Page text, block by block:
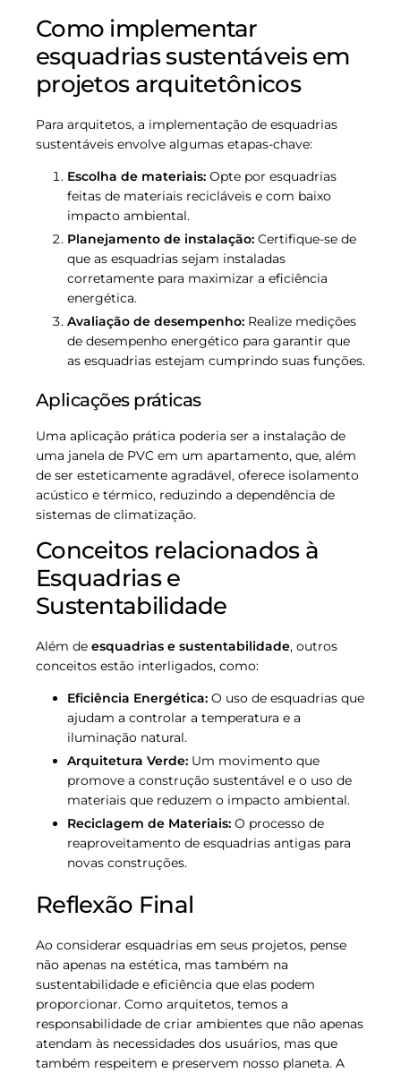
Como implementar
esquadrias sustentáveis em
projetos arquitetônicos
Para arquitetos, a implementação de esquadrias
sustentáveis envolve algumas etapas-chave:
Escolha de materiais: Opte por esquadrias
feitas de materiais recicláveis e com baixo
impacto ambiental.
Planejamento de instalação: Certifique-se de
que as esquadrias sejam instaladas
corretamente para maximizar a eficiência
energética.
Avaliação de desempenho: Realize medições
de desempenho energético para garantir que
as esquadrias estejam cumprindo suas funções.
Aplicações práticas
Uma aplicação prática poderia ser a instalação de
uma janela de PVC em um apartamento, que, além
de ser esteticamente agradável, oferece isolamento
acústico e térmico, reduzindo a dependência de
sistemas de climatização.
Conceitos relacionados à
Esquadrias e
Sustentabilidade
Além de esquadrias e sustentabilidade, outros
conceitos estão interligados, como:
Eficiência Energética: O uso de esquadrias que
ajudam a controlar a temperatura e a
iluminação natural.
Arquitetura Verde: Um movimento que
promove a construção sustentável e o uso de
materiais que reduzem o impacto ambiental.
Reciclagem de Materiais: O processo de
reaproveitamento de esquadrias antigas para
novas construções.
Reflexão Final
Ao considerar esquadrias em seus projetos, pense
não apenas na estética, mas também na
sustentabilidade e eficiência que elas podem
proporcionar. Como arquitetos, temos a
responsabilidade de criar ambientes que não apenas
atendam às necessidades dos usuários, mas que
também respeitem e preservem nosso planeta. A